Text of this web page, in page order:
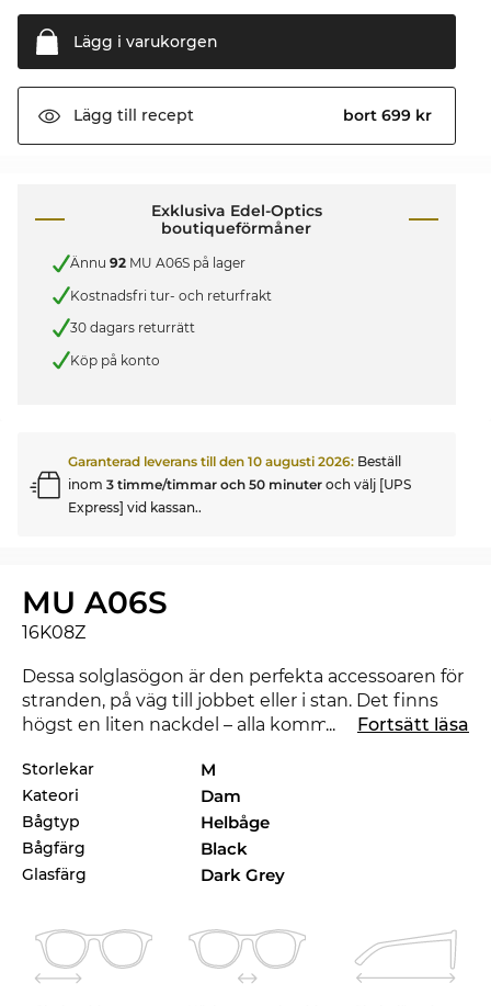
Lägg i varukorgen
Lägg till recept bort 699 kr
Exklusiva Edel-Optics
boutiqueförmåner
Ännu 92 MU A06S på lager
Kostnadsfri tur- och returfrakt
30 dagars returrätt
Köp på konto
Garanterad leverans till den 10 augusti 2026: Beställ
inom 3 timme/timmar och 50 minuter och välj [UPS
Express] vid kassan..
MU A06S
16K08Z
Dessa solglasögon är den perfekta accessoaren för
stranden, på väg till jobbet eller i stan. Det finns
högst en liten nackdel – alla kommer nog att titta
visa att du är en trendsättare. Under pågående
säsong sätter detta renommerade märke med
hjälp av denna kollektion en trend för 2025. Skulle
en annan färg passa bättre till din favoritoutfit?
Kolla även in de andra stilarna från MU A06S som
Med denna båge tilltalar designerna framförallt
... Fortsätt läsa
Storlekar M
Kateori Dam
Bågtyp Helbåge
Bågfärg Black
Glasfärg Dark Grey